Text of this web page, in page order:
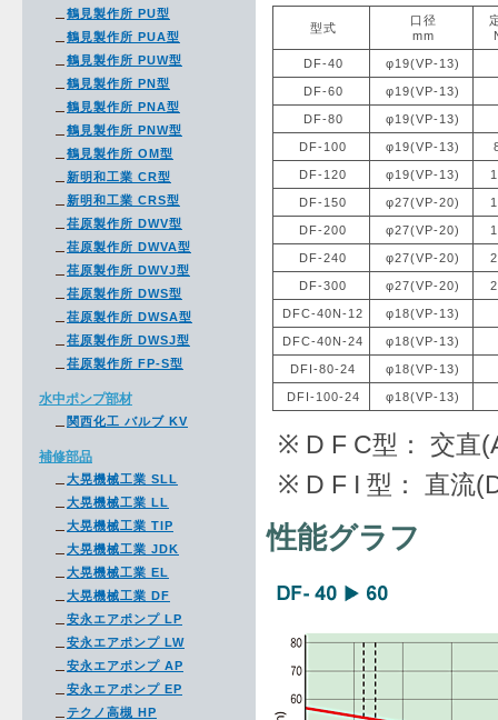
型式
口径
mm
DF-40 φ19(VP-13)
DF-60 φ19(VP-13)
DF-80 φ19(VP-13)
DF-100 φ19(VP-13)
DF-120 φ19(VP-13)
DF-150 φ27(VP-20)
DF-200 φ27(VP-20)
DF-240 φ27(VP-20)
DF-300 φ27(VP-20)
DFC-40N-12 φ18(VP-13)
DFC-40N-24 φ18(VP-13)
DFI-80-24 φ18(VP-13)
DFI-100-24 φ18(VP-13)
※ D F C型： 交直
※ D F I 型： 直流
性能グラフ
鶴見製作所 PU型
鶴見製作所 PUA型
鶴見製作所 PUW型
鶴見製作所 PN型
鶴見製作所 PNA型
鶴見製作所 PNW型
鶴見製作所 OM型
新明和工業 CR型
新明和工業 CRS型
荏原製作所 DWV型
荏原製作所 DWVA型
荏原製作所 DWVJ型
荏原製作所 DWS型
荏原製作所 DWSA型
荏原製作所 DWSJ型
荏原製作所 FP-S型
水中ポンプ部材
関西化工 バルブ KV
補修部品
大晃機械工業 SLL
大晃機械工業 LL
大晃機械工業 TIP
大晃機械工業 JDK
大晃機械工業 EL
大晃機械工業 DF
安永エアポンプ LP
安永エアポンプ LW
安永エアポンプ AP
安永エアポンプ EP
テクノ高槻 HP